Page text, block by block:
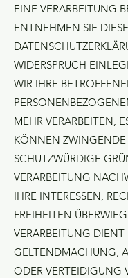
EINE VERARBEITUNG
ENTNEHMEN SIE
WIDERSPRUCH
WIR IHRE
MEHR VERARBEITEN,
KÖNNEN ZWINGENDE
SCHUTZWÜRDIGE
VERARBEITUNG
IHRE INTERESSEN,
FREIHEITEN
VERARBEITUNG DIENT
GELTENDMACHUNG,
ODER VERTEIDIGUNG